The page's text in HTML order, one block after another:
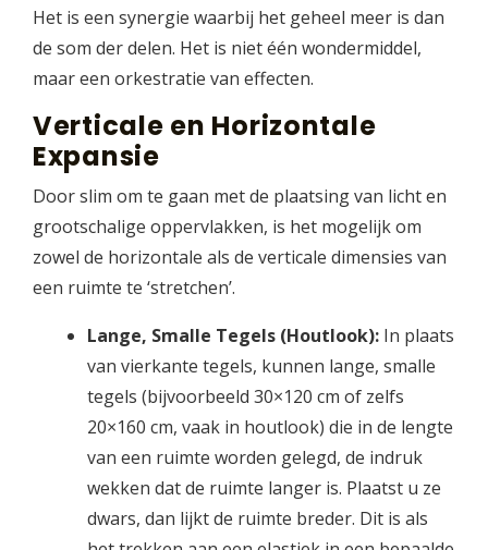
Het is een synergie waarbij het geheel meer is dan
de som der delen. Het is niet één wondermiddel,
maar een orkestratie van effecten.
Verticale en Horizontale
Expansie
Door slim om te gaan met de plaatsing van licht en
grootschalige oppervlakken, is het mogelijk om
zowel de horizontale als de verticale dimensies van
een ruimte te ‘stretchen’.
Lange, Smalle Tegels (Houtlook):In plaats
van vierkante tegels, kunnen lange, smalle
tegels (bijvoorbeeld 30×120 cm of zelfs
20×160 cm, vaak in houtlook) die in de lengte
van een ruimte worden gelegd, de indruk
wekken dat de ruimte langer is. Plaatst u ze
dwars, dan lijkt de ruimte breder. Dit is als